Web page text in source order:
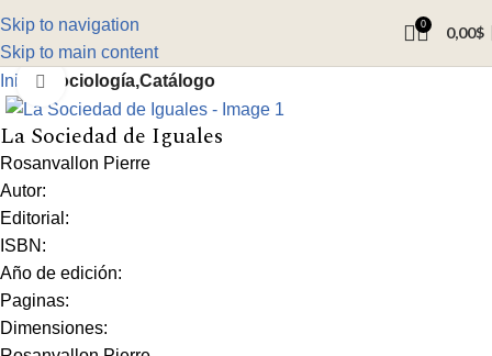
Skip to navigation
Skip to main content
0 0,00$
Inicio Sociología,Catálogo
Click to enlarge
La Sociedad de Iguales
Rosanvallon Pierre
Autor:
Editorial:
ISBN:
Año de edición:
Paginas:
Dimensiones: